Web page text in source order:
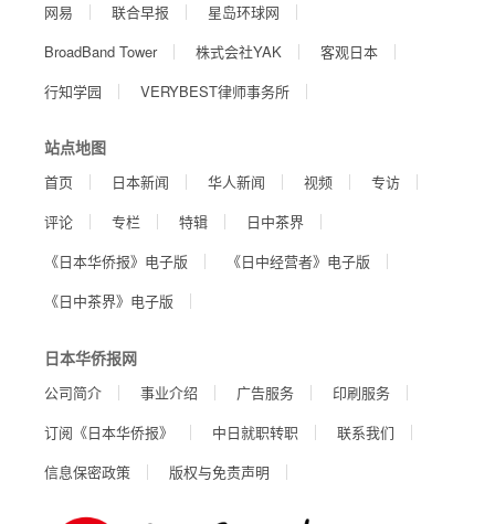
网易
联合早报
星岛环球网
BroadBand Tower
株式会社YAK
客观日本
行知学园
VERYBEST律师事务所
站点地图
首页 日本新闻 华人新闻 视频
专访
评论
专栏 特辑
日中茶界
《日本华侨报》电子版
《日中经营者》电子版
《日中茶界》电子版
日本华侨报网
公司简介 事业介绍 广告服务
印刷服务
订阅《日本华侨报》
中日就职转职
联系我们
信息保密政策
版权与免责声明